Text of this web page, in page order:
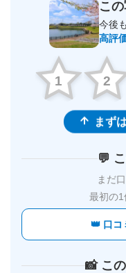
こ
今後
高評
1 2
まず
💬
まだ
最初の1
👑 口コ
📸 こ